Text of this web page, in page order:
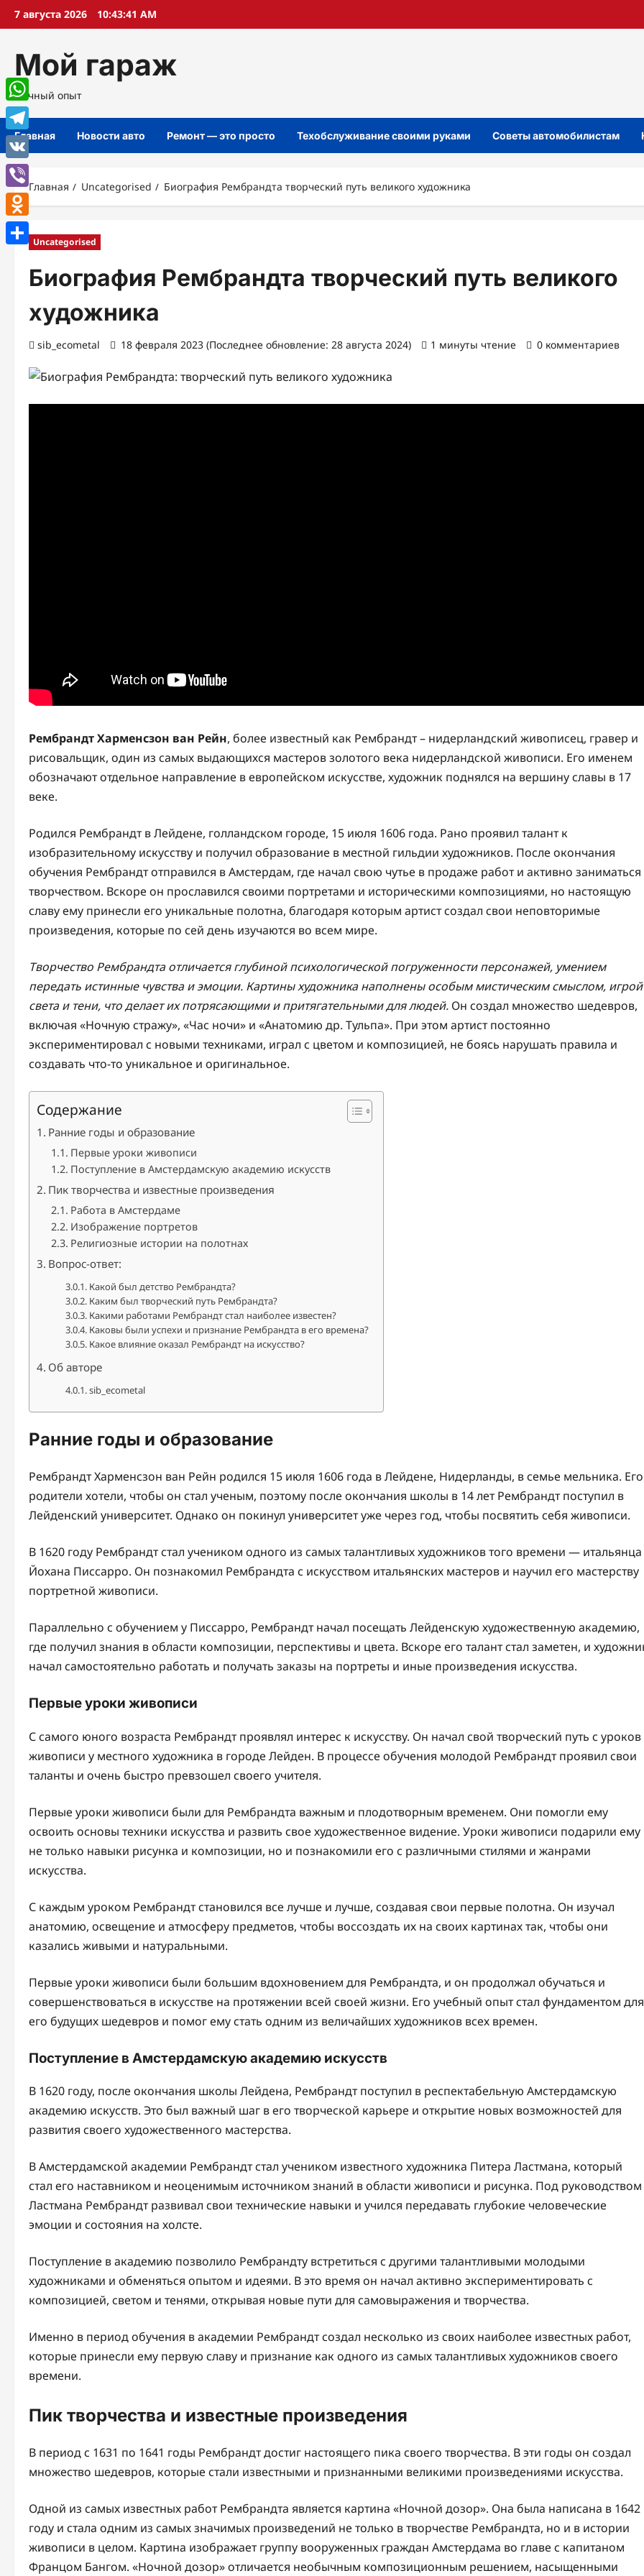
Перейти
7 августа 2026 10:43:42 AM
Мой гараж
Личный опыт
Главная Новости авто Ремонт — это просто Техобслуживание своими руками Советы автомобилистам
Главная Uncategorised Биография Рембрандта творческий путь великого художника
Uncategorised
Биография Рембрандта творческий путь великого
художника
sib_ecometal 18 февраля 2023 (Последнее обновление: 28 августа 2024) 1 минуты чтение 0 комментариев
Рембрандт Харменсзон ван Рейн, более известный как Рембрандт – нидерландский живописец, гравер и
рисовальщик, один из самых выдающихся мастеров золотого века нидерландской живописи. Его именем
обозначают отдельное направление в европейском искусстве, художник поднялся на вершину славы в 17
веке.
Родился Рембрандт в Лейдене, голландском городе, 15 июля 1606 года. Рано проявил талант к
изобразительному искусству и получил образование в местной гильдии художников. После окончания
обучения Рембрандт отправился в Амстердам, где начал свою чутье в продаже работ и активно заниматься
творчеством. Вскоре он прославился своими портретами и историческими композициями, но настоящую
славу ему принесли его уникальные полотна, благодаря которым артист создал свои неповторимые
произведения, которые по сей день изучаются во всем мире.
Творчество Рембрандта отличается глубиной психологической погруженности персонажей, умением
передать истинные чувства и эмоции. Картины художника наполнены особым мистическим смыслом, игрой
света и тени, что делает их потрясающими и притягательными для людей. Он создал множество шедевров,
включая «Ночную стражу», «Час ночи» и «Анатомию др. Тульпа». При этом артист постоянно
экспериментировал с новыми техниками, играл с цветом и композицией, не боясь нарушать правила и
создавать что-то уникальное и оригинальное.
Содержание
Ранние годы и образование
Первые уроки живописи
Поступление в Амстердамскую академию искусств
Пик творчества и известные произведения
Работа в Амстердаме
Изображение портретов
Религиозные истории на полотнах
Вопрос-ответ:
Какой был детство Рембрандта?
Каким был творческий путь Рембрандта?
Какими работами Рембрандт стал наиболее известен?
Каковы были успехи и признание Рембрандта в его времена?
Какое влияние оказал Рембрандт на искусство?
Об авторе
sib_ecometal
Ранние годы и образование
Рембрандт Харменсзон ван Рейн родился 15 июля 1606 года в Лейдене, Нидерланды, в семье мельника. Его
родители хотели, чтобы он стал ученым, поэтому после окончания школы в 14 лет Рембрандт поступил в
Лейденский университет. Однако он покинул университет уже через год, чтобы посвятить себя живописи.
В 1620 году Рембрандт стал учеником одного из самых талантливых художников того времени — итальянца
Йохана Писсарро. Он познакомил Рембрандта с искусством итальянских мастеров и научил его мастерству
портретной живописи.
Параллельно с обучением у Писсарро, Рембрандт начал посещать Лейденскую художественную академию,
где получил знания в области композиции, перспективы и цвета. Вскоре его талант стал заметен, и
начал самостоятельно работать и получать заказы на портреты и иные произведения искусства.
Первые уроки живописи
С самого юного возраста Рембрандт проявлял интерес к искусству. Он начал свой творческий путь с уроков
живописи у местного художника в городе Лейден. В процессе обучения молодой Рембрандт проявил свои
таланты и очень быстро превзошел своего учителя.
Первые уроки живописи были для Рембрандта важным и плодотворным временем. Они помогли ему
освоить основы техники искусства и развить свое художественное видение. Уроки живописи подарили ему
не только навыки рисунка и композиции, но и познакомили его с различными стилями и жанрами
искусства.
С каждым уроком Рембрандт становился все лучше и лучше, создавая свои первые полотна. Он изучал
анатомию, освещение и атмосферу предметов, чтобы воссоздать их на своих картинах так, чтобы они
казались живыми и натуральными.
Первые уроки живописи были большим вдохновением для Рембрандта, и он продолжал обучаться и
совершенствоваться в искусстве на протяжении всей своей жизни. Его учебный опыт стал фундаментом для
его будущих шедевров и помог ему стать одним из величайших художников всех времен.
Поступление в Амстердамскую академию искусств
В 1620 году, после окончания школы Лейдена, Рембрандт поступил в респектабельную Амстердамскую
академию искусств. Это был важный шаг в его творческой карьере и открытие новых возможностей для
развития своего художественного мастерства.
В Амстердамской академии Рембрандт стал учеником известного художника Питера Ластмана, который
стал его наставником и неоценимым источником знаний в области живописи и рисунка. Под руководством
Ластмана Рембрандт развивал свои технические навыки и учился передавать глубокие человеческие
эмоции и состояния на холсте.
Поступление в академию позволило Рембрандту встретиться с другими талантливыми молодыми
художниками и обменяться опытом и идеями. В это время он начал активно экспериментировать с
композицией, светом и тенями, открывая новые пути для самовыражения и творчества.
Именно в период обучения в академии Рембрандт создал несколько из своих наиболее известных работ,
которые принесли ему первую славу и признание как одного из самых талантливых художников своего
времени.
Пик творчества и известные произведения
В период с 1631 по 1641 годы Рембрандт достиг настоящего пика своего творчества. В эти годы он создал
множество шедевров, которые стали известными и признанными великими произведениями искусства.
Одной из самых известных работ Рембрандта является картина «Ночной дозор». Она была написана в 1642
году и стала одним из самых значимых произведений не только в творчестве Рембрандта, но и в истории
живописи в целом. Картина изображает группу вооруженных граждан Амстердама во главе с капитаном
Францом Бангом. «Ночной дозор» отличается необычным композиционным решением, насыщенными
WhatsApp
Telegram
VK
Viber
Odnoklassniki